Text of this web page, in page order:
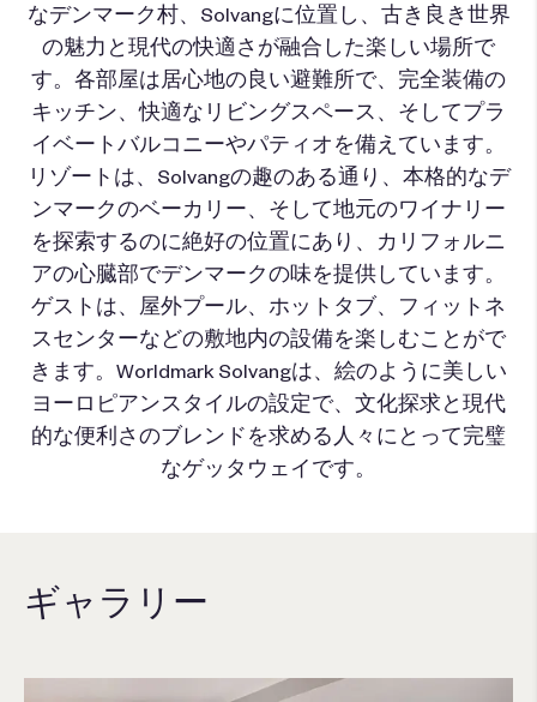
なデンマーク村、Solvangに位置し、古き良き世界
の魅力と現代の快適さが融合した楽しい場所で
す。各部屋は居心地の良い避難所で、完全装備の
キッチン、快適なリビングスペース、そしてプラ
イベートバルコニーやパティオを備えています。
リゾートは、Solvangの趣のある通り、本格的なデ
ンマークのベーカリー、そして地元のワイナリー
を探索するのに絶好の位置にあり、カリフォルニ
アの心臓部でデンマークの味を提供しています。
ゲストは、屋外プール、ホットタブ、フィットネ
スセンターなどの敷地内の設備を楽しむことがで
きます。Worldmark Solvangは、絵のように美しい
ヨーロピアンスタイルの設定で、文化探求と現代
的な便利さのブレンドを求める人々にとって完璧
なゲッタウェイです。
ギャラリー